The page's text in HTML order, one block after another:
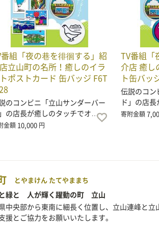
組「夜の巷を徘徊する」紹
立山町の名所！癒しのイラ
ポストカード 缶バッジ F6T
のコンビニ「立山サンダーバー
の店長が癒しのタッチでオ…
金額 10,000 円
TV番組「
介店 癒し
ト缶バッ
伝説のコン
ド」の店
寄附金額
とやまけん たてやままち
緑と 人が輝く躍動の町 立山
中央部から東南に細長く位置し、立山連峰と
援とご協力をお願いいたします。